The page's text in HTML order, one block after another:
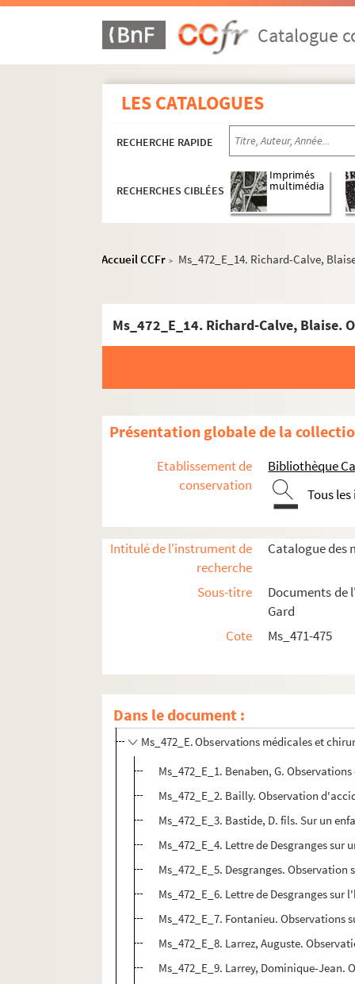
Catalogue
LES CATALOGUES
RECHERCHE RAPIDE
RECHERCHES CIBLÉES
Imprimés
multimédia
Accueil CCFr > Ms_472_E_14. Richard-Calve,
Présentation globale de la
Etablissement de
conservation
Bibliothèque
Tous
Intitulé de l'instrument de
recherche
Catalogue des
Sous-titre
Documents de
Gard
Cote
Ms_471-475
Dans le document :
Ms_471. Première période : 15 nivôse an IX
Ms_472. Deuxième période : 1817 à 1825
Ms_472_A. Documents relatifs à la
Ms_472_C. Correspondance
Ms_472_D. Mémoires de médecine
Ms_472_E. Observations médicales et
Ms_472_E_1. Benaben, G.
Ms_472_E_2. Bailly. Observation
Ms_472_E_3. Bastide, D. fils. Sur un
Ms_472_E_4. Lettre de Desgranges sur
Ms_472_E_5. Desgranges.
Ms_472_E_6. Lettre de Desgranges sur
Ms_472_E_7. Fontanieu. Observations
Ms_472_E_8. Larrez, Auguste.
Ms_472_E_9. Larrey, Dominique-